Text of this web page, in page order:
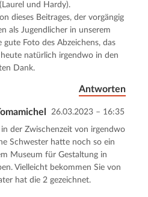
und Hardy).
dieses Beitrages, der vorgängig
als Jugendlicher in unserem
gute Foto des Abzeichens, das
natürlich irgendwo in den
Dank.
Antworten
26.03.2023 – 16:35
der Zwischenzeit von irgendwo
Schwester hatte noch so ein
Museum für Gestaltung in
Vielleicht bekommen Sie von
hat die 2 gezeichnet.